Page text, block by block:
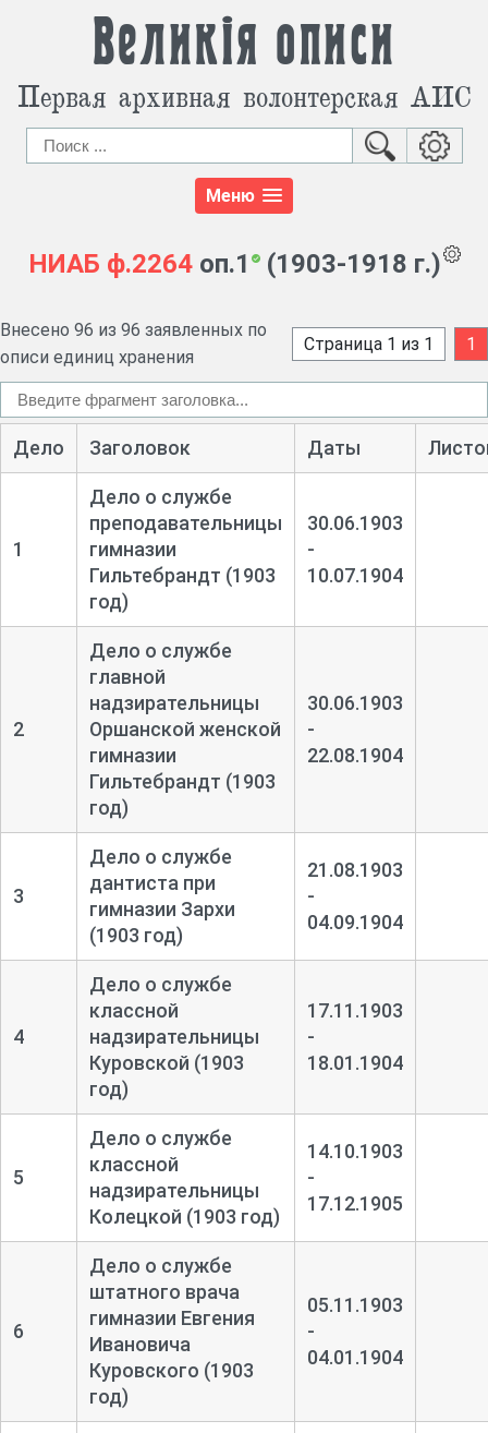
Великія описи
Первая архивная волонтерская АИС
Меню
НИАБ ф.2264оп.1 (1903-1918 г.)
Внесено 96 из 96 заявленных по
описи единиц хранения
Страница 1 из 1 1
Дело Заголовок Даты
1
Дело о службе
преподавательницы
гимназии
Гильтебрандт (1903
год)
30.06.1903
-
10.07.1904
2
Дело о службе
главной
надзирательницы
Оршанской женской
гимназии
Гильтебрандт (1903
год)
30.06.1903
-
22.08.1904
3
Дело о службе
дантиста при
гимназии Зархи
(1903 год)
21.08.1903
-
04.09.1904
4
Дело о службе
классной
надзирательницы
Куровской (1903
год)
17.11.1903
-
18.01.1904
5
Дело о службе
классной
надзирательницы
Колецкой (1903 год)
14.10.1903
-
17.12.1905
6
Дело о службе
штатного врача
гимназии Евгения
Ивановича
Куровского (1903
год)
05.11.1903
-
04.01.1904